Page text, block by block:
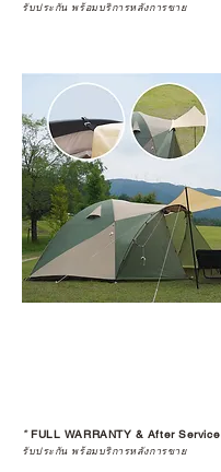
รับประกัน พร้อมบริการหลังการขาย
*FULL WARRANTY & After Service
รับประกัน พร้อมบริการหลังการขาย